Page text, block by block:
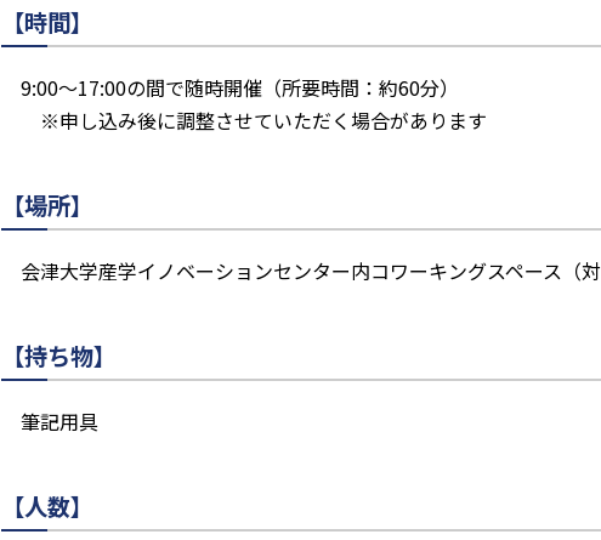
【時間】
9:00〜17:00の間で随時開催（所要時間：約60分）
※申し込み後に調整させていただく場合があります
【場所】
会津大学産学イノベーションセンター内コワーキングスペース（
【持ち物】
筆記用具
【人数】